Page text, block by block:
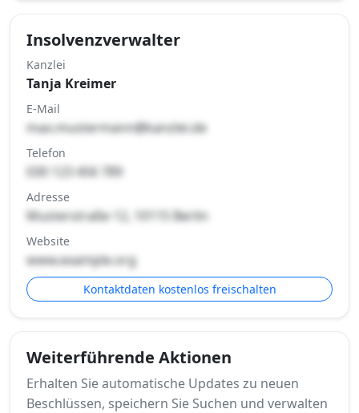
Insolvenzverwalter
Kanzlei
Tanja Kreimer
E-Mail
max.mustermann@kanzlei.de
Telefon
030 123 456 789
Adresse
Musterstraße 12, 10115 Berlin
Website
www.example.org
Kontaktdaten kostenlos freischalten
Weiterführende Aktionen
Erhalten Sie automatische Updates zu neuen
Beschlüssen, speichern Sie Suchen und verwalten